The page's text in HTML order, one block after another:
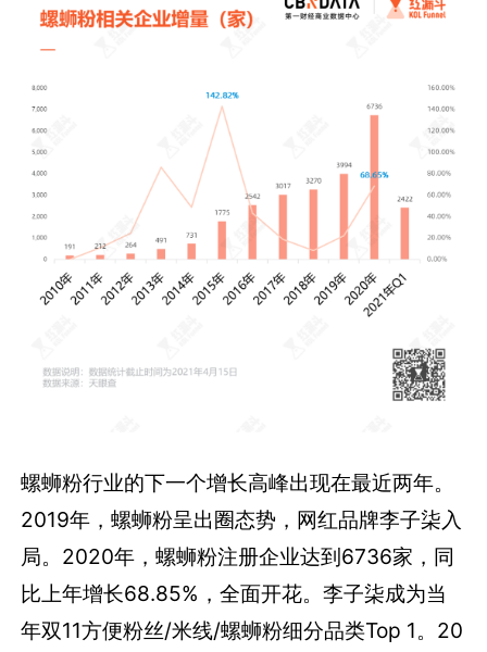
螺蛳粉行业的下一个增长高峰出现在最近两年。
2019年，螺蛳粉呈出圈态势，网红品牌李子柒入
局。2020年，螺蛳粉注册企业达到6736家，同
比上年增长68.85%，全面开花。李子柒成为当
年双11方便粉丝/米线/螺蛳粉细分品类Top 1。20